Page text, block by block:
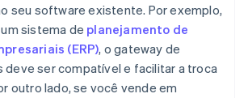
seu software existente. Por exemplo,
sistema de planejamento de
(ERP), o gateway de
deve ser compatível e facilitar a troca
outro lado, se você vende em